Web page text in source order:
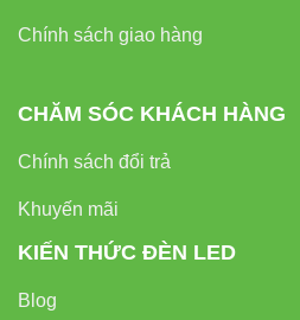
Chính sách giao hàng
CHĂM SÓC KHÁCH HÀNG
Chính sách đổi trả
Khuyến mãi
KIẾN THỨC ĐÈN LED
Blog